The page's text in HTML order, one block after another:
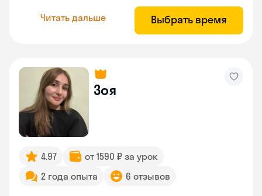
Читать дальше Выбрать время
Зоя
4.97
от 1590 ₽ за урок
2 года опыта
6 отзывов